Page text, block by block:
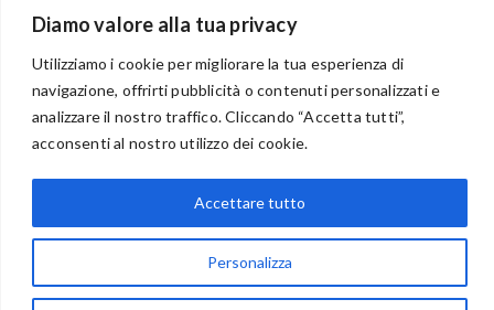
Diamo valore alla tua privacy
Utilizziamo i cookie per migliorare la tua esperienza di
navigazione, offrirti pubblicità o contenuti personalizzati e
analizzare il nostro traffico. Cliccando “Accetta tutti”,
acconsenti al nostro utilizzo dei cookie.
Personalizza
Accettare tutto
BENVENUTI NEL PORTALE RIVENDITORI
via Acqua delle Noci 12
83024 Monteforte Irpino (AV)
(+39) 081-7777233